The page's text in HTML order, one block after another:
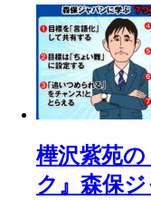
樺沢紫苑
ク』森保